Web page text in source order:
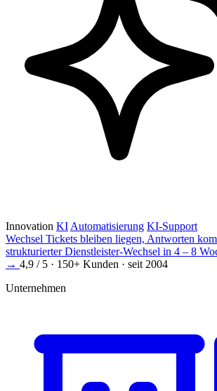
Innovation KI Automatisierung KI-Support
Wechsel Tickets bleiben liegen, Antworten
strukturierter Dienstleister-Wechsel in 4 – 8
→ 4,9 / 5 · 150+ Kunden · seit 2004
Unternehmen